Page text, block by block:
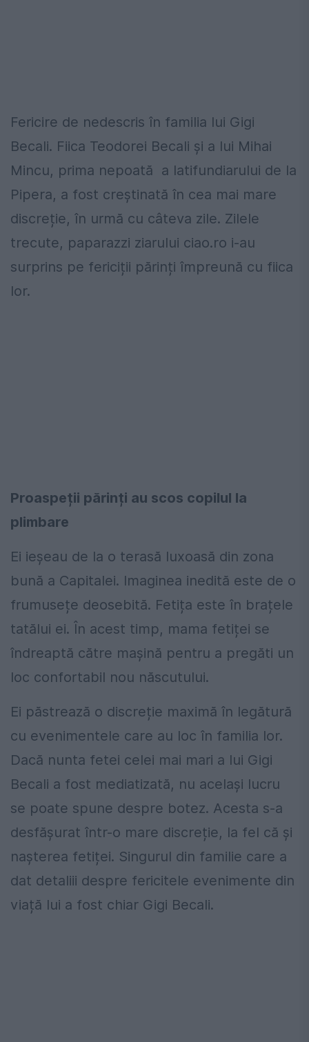
Fericire de nedescris în familia lui Gigi
Becali. Fiica Teodorei Becali și a lui Mihai
Mincu, prima nepoată a latifundiarului de la
Pipera, a fost creștinată în cea mai mare
discreție, în urmă cu câteva zile. Zilele
trecute, paparazzi ziarului ciao.ro i-au
surprins pe fericiții părinți împreună cu fiica
lor.
Proaspeții părinți au scos copilul la
plimbare
Ei ieșeau de la o terasă luxoasă din zona
bună a Capitalei. Imaginea inedită este de o
frumusețe deosebită. Fetița este în brațele
tatălui ei. În acest timp, mama fetiței se
îndreaptă către mașină pentru a pregăti un
loc confortabil nou născutului.
Ei păstrează o discreție maximă în legătură
cu evenimentele care au loc în familia lor.
Dacă nunta fetei celei mai mari a lui Gigi
Becali a fost mediatizată, nu același lucru
se poate spune despre botez. Acesta s-a
desfășurat într-o mare discreție, la fel că și
nașterea fetiței. Singurul din familie care a
dat detaliii despre fericitele evenimente din
viață lui a fost chiar Gigi Becali.